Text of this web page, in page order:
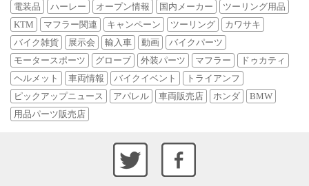
電装品
ハーレー オープン情報 国内メーカー
ツーリング用品
KTM
マフラー関連 キャンペーン ツーリング
カワサキ
バイク雑貨
展示会 輸入車 動画
バイクパーツ
モータースポーツ
グローブ 外装パーツ マフラー
ドゥカティ
ヘルメット
車両情報 バイクイベント
トライアンフ
ピックアップニュース
アパレル 車両販売店 ホンダ
BMW
用品パーツ販売店